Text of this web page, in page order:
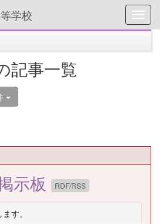
学校
記事一覧
示板 RDF/RSS
す。